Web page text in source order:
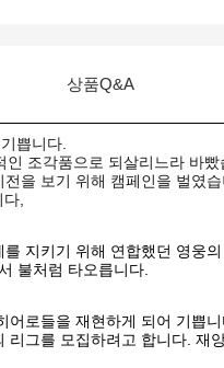
상품Q&A
쁩니다.
조각품으로 되살리느라 바
을 보기 위해 캠페인을 벌였
,
지키기 위해 연합했던 영웅
불처럼 타오릅니다.
로들을 재현하게 되어 기쁩
그를 모집하려고 합니다. 재